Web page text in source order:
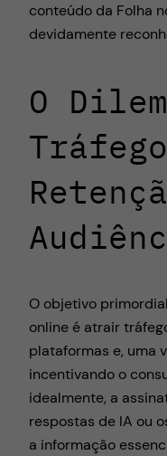
conteúdo da Folha
devidamente
O
O objetivo
online é atrair
plataformas e, uma
incentivando o
idealmente, a
respostas de IA ou
a informação